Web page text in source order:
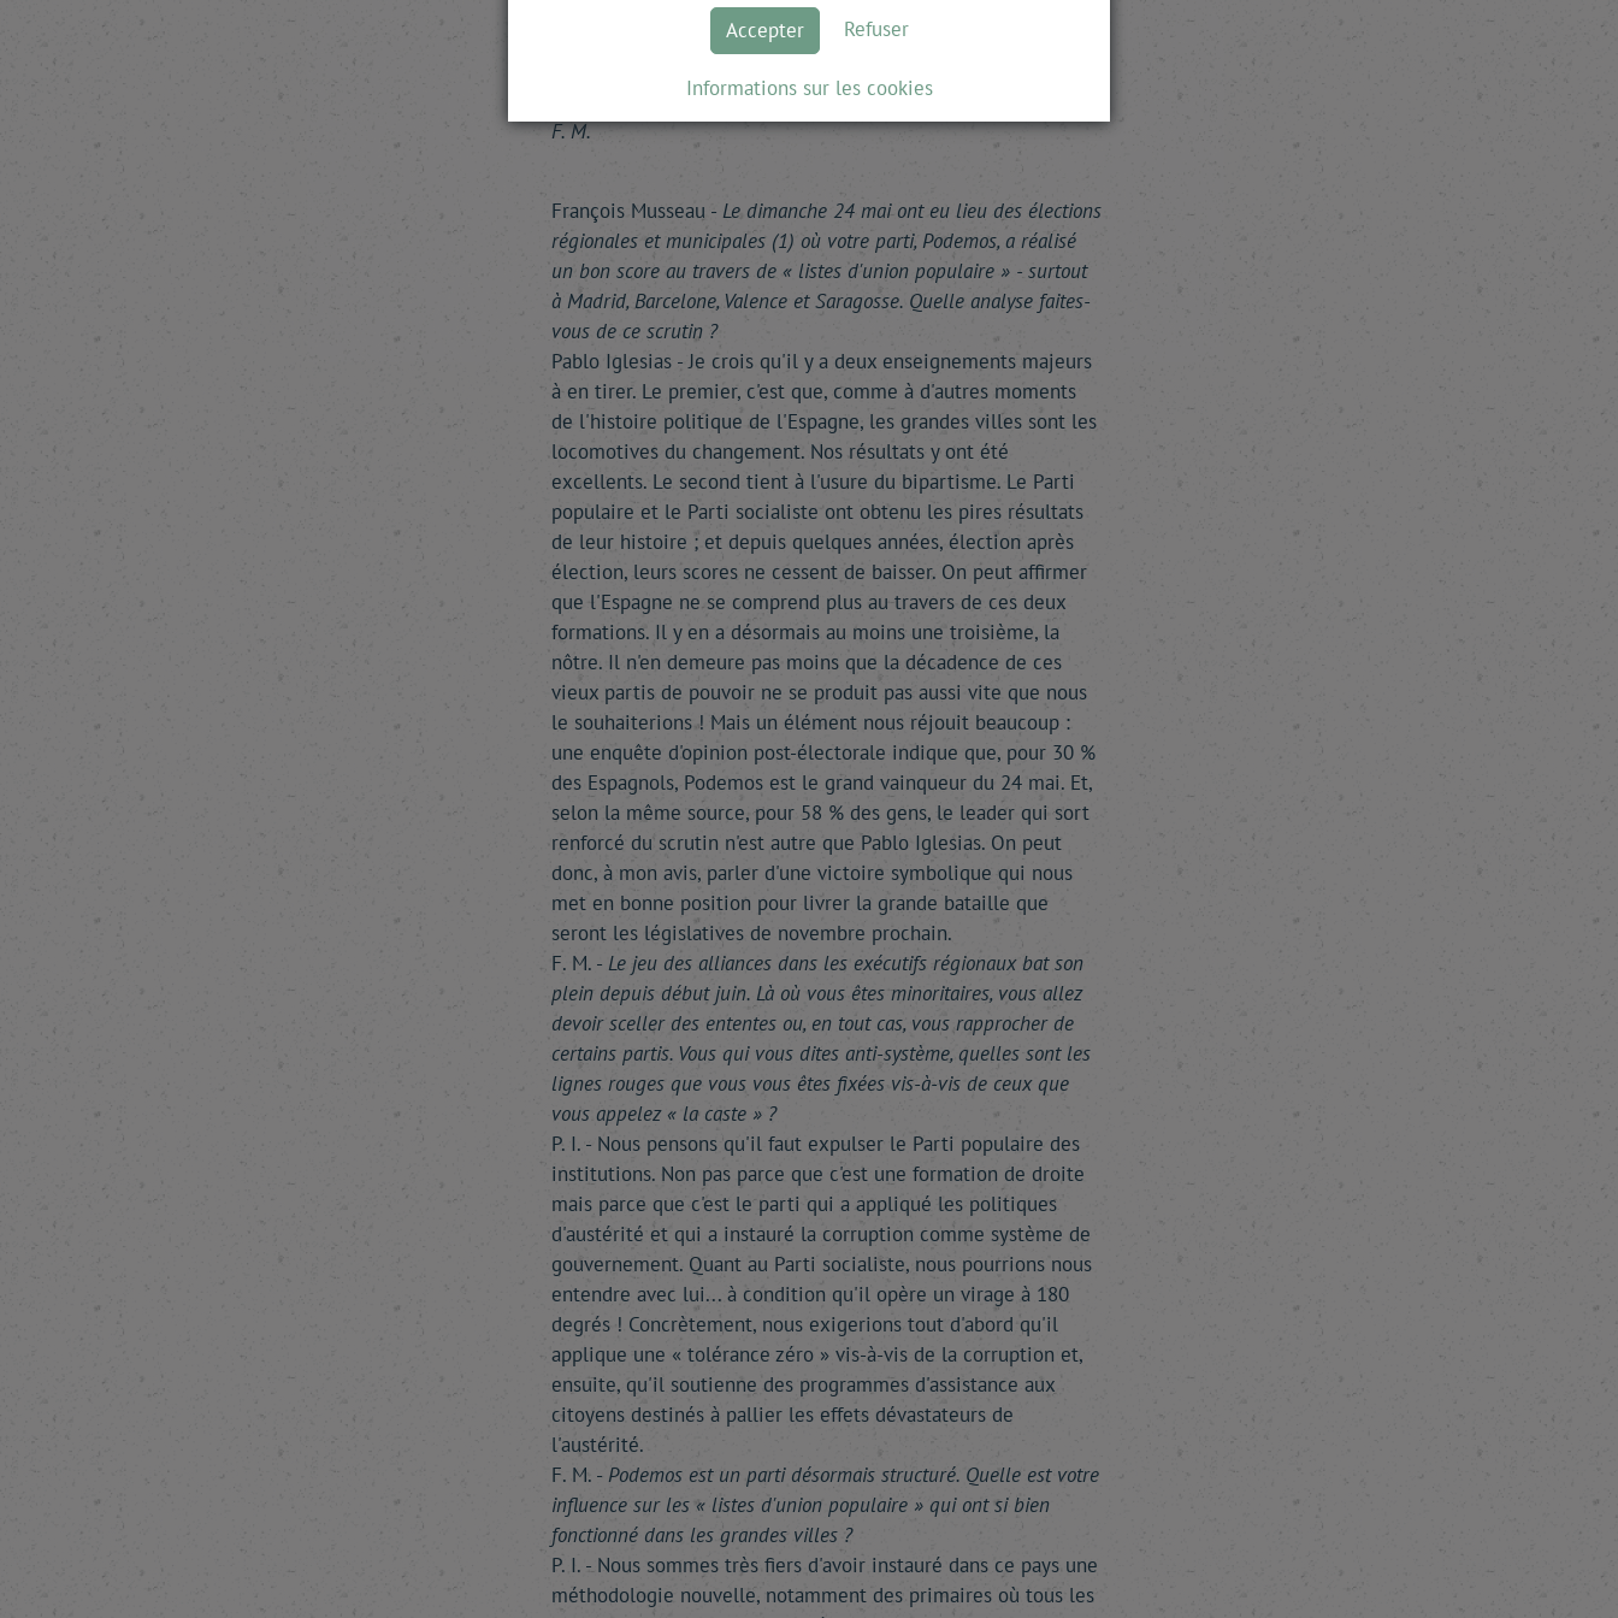
Le parti compte près d'un million de sympathisants sur Facebook
et, sur Twitter, Pablo Iglesias est plus suivi que le chef du
test aura lieu lors des législatives, en novembre prochain.
F. M.
François Musseau - Le dimanche 24 mai ont eu lieu des élections
régionales et municipales (1) où votre parti, Podemos, a réalisé
un bon score au travers de « listes d'union populaire » - surtout
à Madrid, Barcelone, Valence et Saragosse. Quelle analyse faites-
vous de ce scrutin ?
Pablo Iglesias - Je crois qu'il y a deux enseignements majeurs
à en tirer. Le premier, c'est que, comme à d'autres moments
de l'histoire politique de l'Espagne, les grandes villes sont les
locomotives du changement. Nos résultats y ont été
excellents. Le second tient à l'usure du bipartisme. Le Parti
populaire et le Parti socialiste ont obtenu les pires résultats
de leur histoire ; et depuis quelques années, élection après
élection, leurs scores ne cessent de baisser. On peut affirmer
que l'Espagne ne se comprend plus au travers de ces deux
formations. Il y en a désormais au moins une troisième, la
nôtre. Il n'en demeure pas moins que la décadence de ces
vieux partis de pouvoir ne se produit pas aussi vite que nous
le souhaiterions ! Mais un élément nous réjouit beaucoup :
une enquête d'opinion post-électorale indique que, pour 30 %
des Espagnols, Podemos est le grand vainqueur du 24 mai. Et,
selon la même source, pour 58 % des gens, le leader qui sort
renforcé du scrutin n'est autre que Pablo Iglesias. On peut
donc, à mon avis, parler d'une victoire symbolique qui nous
met en bonne position pour livrer la grande bataille que
seront les législatives de novembre prochain.
F. M. - Le jeu des alliances dans les exécutifs régionaux bat son
plein depuis début juin. Là où vous êtes minoritaires, vous allez
devoir sceller des ententes ou, en tout cas, vous rapprocher de
certains partis. Vous qui vous dites anti-système, quelles sont les
lignes rouges que vous vous êtes fixées vis-à-vis de ceux que
vous appelez « la caste » ?
P. I. - Nous pensons qu'il faut expulser le Parti populaire des
institutions. Non pas parce que c'est une formation de droite
mais parce que c'est le parti qui a appliqué les politiques
d'austérité et qui a instauré la corruption comme système de
gouvernement. Quant au Parti socialiste, nous pourrions nous
entendre avec lui... à condition qu'il opère un virage à 180
degrés ! Concrètement, nous exigerions tout d'abord qu'il
applique une « tolérance zéro » vis-à-vis de la corruption et,
ensuite, qu'il soutienne des programmes d'assistance aux
citoyens destinés à pallier les effets dévastateurs de
l'austérité.
F. M. - Podemos est un parti désormais structuré. Quelle est votre
influence sur les « listes d'union populaire » qui ont si bien
fonctionné dans les grandes villes ?
P. I. - Nous sommes très fiers d'avoir instauré dans ce pays une
méthodologie nouvelle, notamment des primaires où tous les
Accepter Refuser
Informations sur les cookies